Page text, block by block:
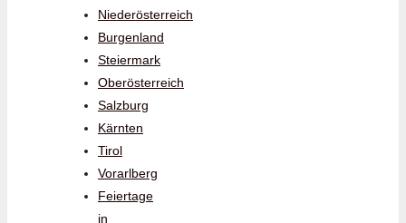
Niederösterreich
Burgenland
Steiermark
Oberösterreich
Salzburg
Kärnten
Tirol
Vorarlberg
Feiertage
in